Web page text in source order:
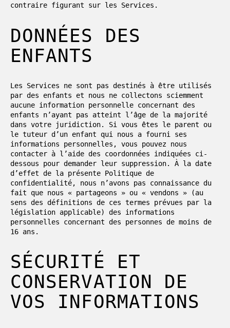
contraire figurant sur les Services.
DONNÉES DES
ENFANTS
Les Services ne sont pas destinés à être utilisés
par des enfants et nous ne collectons sciemment
aucune information personnelle concernant des
enfants n’ayant pas atteint l’âge de la majorité
dans votre juridiction. Si vous êtes le parent ou
le tuteur d’un enfant qui nous a fourni ses
informations personnelles, vous pouvez nous
contacter à l’aide des coordonnées indiquées ci-
dessous pour demander leur suppression. À la date
d’effet de la présente Politique de
confidentialité, nous n’avons pas connaissance du
fait que nous « partageons » ou « vendons » (au
sens des définitions de ces termes prévues par la
législation applicable) des informations
personnelles concernant des personnes de moins de
16 ans.
SÉCURITÉ ET
CONSERVATION DE
VOS INFORMATIONS